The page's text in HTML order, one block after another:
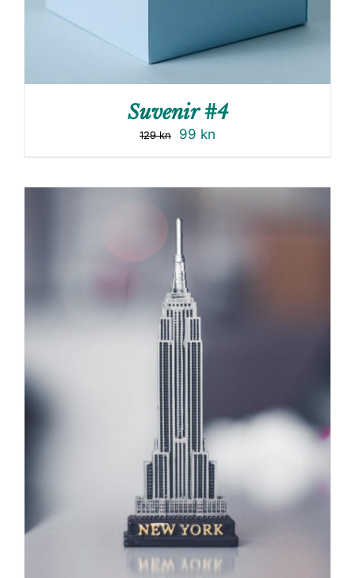
Suvenir #4
129kn 99 kn